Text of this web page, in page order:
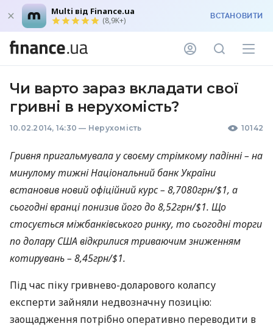
Multi від Finance.ua
(8,9K+) ВСТАНОВИТИ
Чи варто зараз вкладати свої
гривні в нерухомість?
10.02.2014, 14:30 — Нерухомість 10142
Гривня пригальмувала у своєму стрімкому падінні – на
минулому тижні Національний банк України
встановив новий офіційний курс – 8,7080грн/$1, а
сьогодні вранці понизив його до 8,52грн/$1. Що
стосується міжбанківського ринку, то сьогодні торги
по доларуСШАвідкрилися триваючим зниженням
котирувань – 8,45грн/$1.
Під час піку гривнево-доларового колапсу
експерти зайняли недвозначну позицію:
заощадження потрібно оперативно переводити в